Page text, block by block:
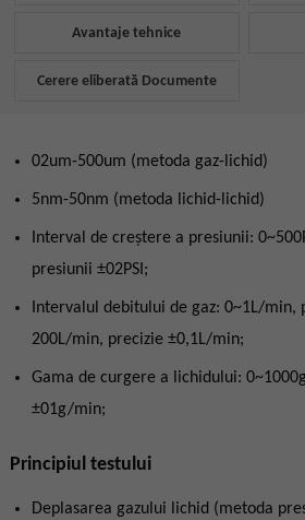
Avantaje tehnice
Cerere eliberată Documente
02um-500um (metoda gaz-lichid)
5nm-50nm (metoda lichid-lichid)
Interval de creștere a presiunii:
presiunii ±02PSI;
Intervalul debitului de gaz: 0~1L/min,
200L/min, precizie ±0,1L/min;
Gama de curgere a lichidului:
±01g/min;
Principiul testului
Deplasarea gazului lichid (metoda